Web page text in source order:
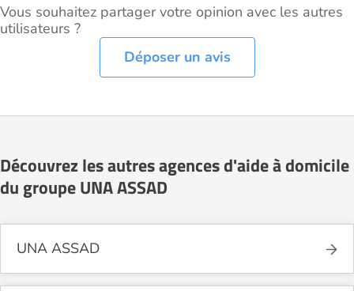
Vous souhaitez partager votre opinion avec les autres
utilisateurs ?
Déposer un avis
Découvrez les autres agences d'aide à domicile
du groupe UNA ASSAD
UNA ASSAD